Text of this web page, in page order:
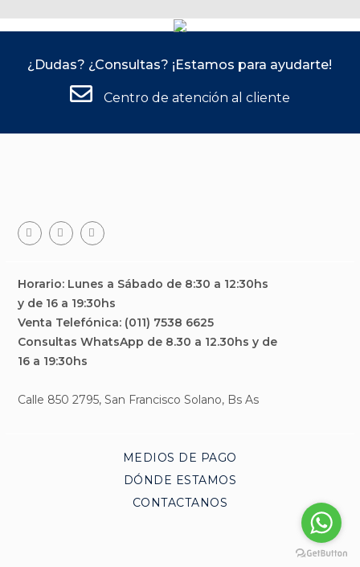
¿Dudas? ¿Consultas? ¡Estamos para ayudarte!
Centro de atención al cliente
Horario: Lunes a Sábado de 8:30 a 12:30hs
y de 16 a 19:30hs
Venta Telefónica: (011) 7538 6625
Consultas WhatsApp de 8.30 a 12.30hs y de
16 a 19:30hs
Calle 850 2795, San Francisco Solano, Bs As
MEDIOS DE PAGO
DÓNDE ESTAMOS
CONTACTANOS